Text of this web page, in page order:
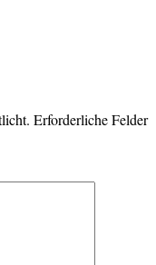
Erforderliche Felder